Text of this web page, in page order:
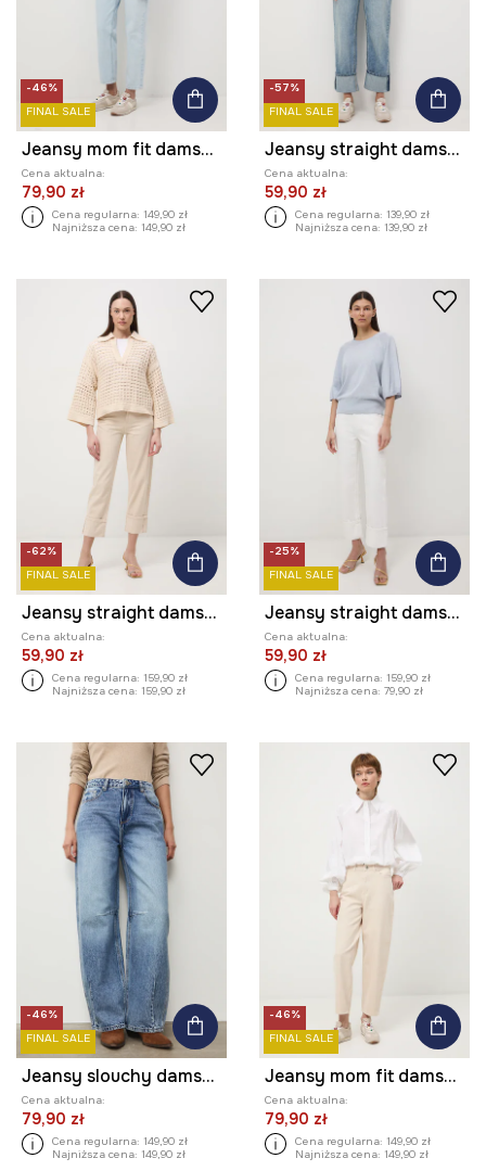
-46%
FINAL SALE
Jeansy mom fit damskie
Cena aktualna:
79,90 zł
Cena regularna: 149,90 zł
Najniższa cena: 149,90 zł
-57%
FINAL SALE
Jeansy straight damskie
Cena aktualna:
59,90 zł
Cena regularna: 139,90 zł
Najniższa cena: 139,90 zł
-62%
FINAL SALE
Jeansy straight damskie
Cena aktualna:
59,90 zł
Cena regularna: 159,90 zł
Najniższa cena: 159,90 zł
-25%
FINAL SALE
Jeansy straight damskie
Cena aktualna:
59,90 zł
Cena regularna: 159,90 zł
Najniższa cena: 79,90 zł
-46%
FINAL SALE
Jeansy slouchy damskie
Cena aktualna:
79,90 zł
Cena regularna: 149,90 zł
Najniższa cena: 149,90 zł
-46%
FINAL SALE
Jeansy mom fit damskie
Cena aktualna:
79,90 zł
Cena regularna: 149,90 zł
Najniższa cena: 149,90 zł